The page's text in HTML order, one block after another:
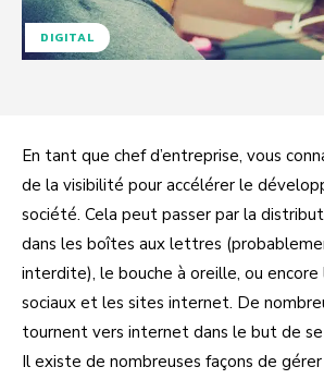
DIGITAL
En tant que chef d’entreprise, vous
de la visibilité pour accélérer le
société. Cela peut passer par la
dans les boîtes aux lettres
interdite), le bouche à oreille, ou encore
sociaux et les sites internet. De
tournent vers internet dans le but de
Il existe de nombreuses façons de